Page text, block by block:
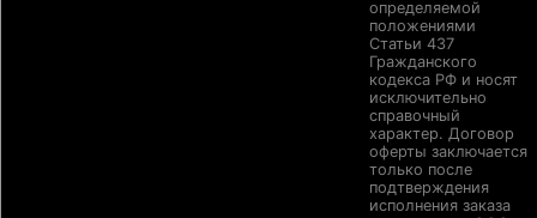
определяемой
положениями
Статьи 437
Гражданского
кодекса РФ и носят
исключительно
справочный
характер. Договор
оферты заключается
только после
подтверждения
исполнения заказа